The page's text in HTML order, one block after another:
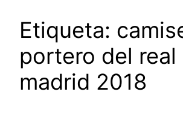
Etiqueta:
portero del real
madrid 2018